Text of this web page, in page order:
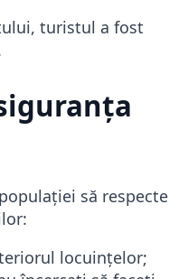
turistul a fost
să respecte
locuințelor;